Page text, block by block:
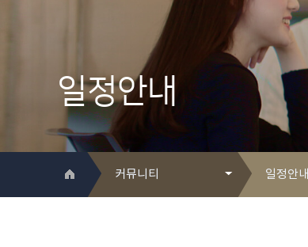
한국교통대학교
대학일자리개발원
일정안내
커뮤니티 일정안내